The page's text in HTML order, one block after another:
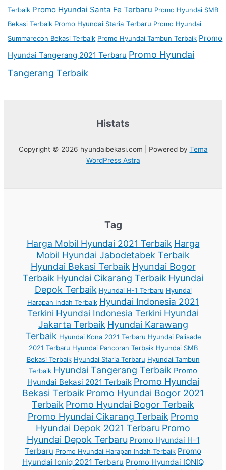
Terbaik Promo Hyundai Santa Fe Terbaru Promo Hyundai SMB
Bekasi Terbaik Promo Hyundai Staria Terbaru Promo Hyundai
Summarecon Bekasi Terbaik Promo Hyundai Tambun Terbaik Promo
Hyundai Tangerang 2021 Terbaru Promo Hyundai
Tangerang Terbaik
Histats
Copyright © 2026 hyundaibekasi.com | Powered by Tema
WordPress Astra
Tag
Harga Mobil Hyundai 2021 Terbaik Harga
Mobil Hyundai Jabodetabek Terbaik
Hyundai Bekasi Terbaik Hyundai Bogor
Terbaik Hyundai Cikarang Terbaik Hyundai
Depok Terbaik Hyundai H-1 Terbaru Hyundai
Harapan Indah Terbaik Hyundai Indonesia 2021
Terkini Hyundai Indonesia Terkini Hyundai
Jakarta Terbaik Hyundai Karawang
Terbaik Hyundai Kona 2021 Terbaru Hyundai Palisade
2021 Terbaru Hyundai Pancoran Terbaik Hyundai SMB
Bekasi Terbaik Hyundai Staria Terbaru Hyundai Tambun
Terbaik Hyundai Tangerang Terbaik Promo
Hyundai Bekasi 2021 Terbaik Promo Hyundai
Bekasi Terbaik Promo Hyundai Bogor 2021
Terbaik Promo Hyundai Bogor Terbaik
Promo Hyundai Cikarang Terbaik Promo
Hyundai Depok 2021 Terbaru Promo
Hyundai Depok Terbaru Promo Hyundai H-1
Terbaru Promo Hyundai Harapan Indah Terbaik Promo
Hyundai Ioniq 2021 Terbaru Promo Hyundai IONIQ